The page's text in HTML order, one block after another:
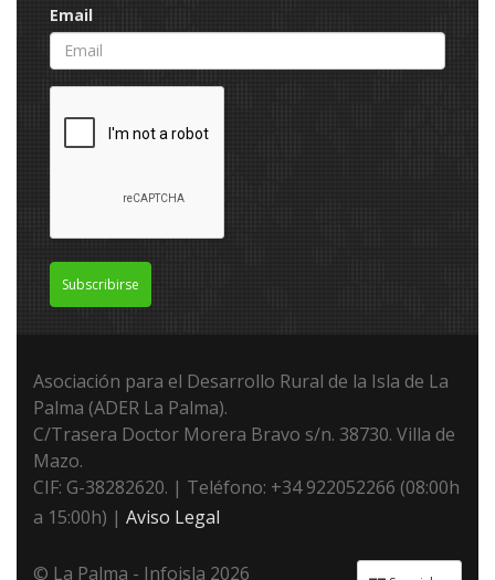
Email
Subscribirse
Asociación para el Desarrollo Rural de la Isla de La
Palma (ADER La Palma).
C/Trasera Doctor Morera Bravo s/n. 38730. Villa de
Mazo.
CIF: G-38282620. | Teléfono: +34 922052266 (08:00h
a 15:00h) | Aviso Legal
© La Palma - Infoisla 2026